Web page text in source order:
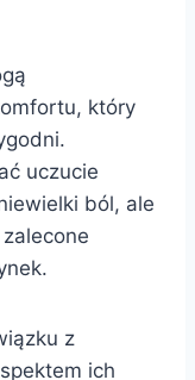
który
uczucie
ból, ale
z
ich